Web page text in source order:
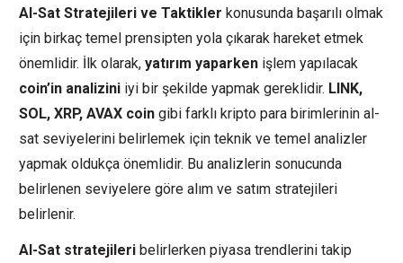
Al-Sat Stratejileri ve Taktikler konusunda başarılı olmak
için birkaç temel prensipten yola çıkarak hareket etmek
önemlidir. İlk olarak, yatırım yaparken işlem yapılacak
coin’in analizini iyi bir şekilde yapmak gereklidir. LINK,
SOL, XRP, AVAX coin gibi farklı kripto para birimlerinin al-
sat seviyelerini belirlemek için teknik ve temel analizler
yapmak oldukça önemlidir. Bu analizlerin sonucunda
belirlenen seviyelere göre alım ve satım stratejileri
belirlenir.
Al-Sat stratejileri belirlerken piyasa trendlerini takip